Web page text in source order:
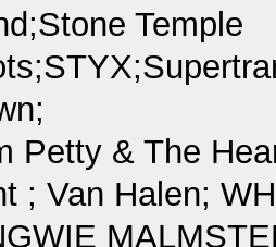
Temple
Petty & The
; Van Halen;